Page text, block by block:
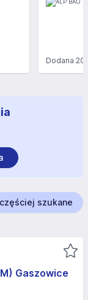
Dodana20
szukane
Gaszowice